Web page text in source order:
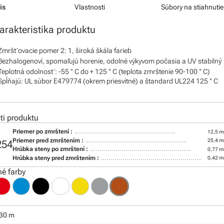
Vlastnosti Súbory na stiahnutie
produktu
pomer 2: 1, široká škála farieb
spomaľujú horenie, odolné výkyvom počasia a UV stabilný
odolnosť: -55 ° C do + 125 ° C (teplota zmrštenie 90-100 ° C)
UL súbor E479774 (okrem priesvitné) a štandard UL224 125 ° C
produktu
Priemer po zmrštení : 12,5
Priemer pred zmrštením : 25,4
Hrúbka steny po zmrštení : 0,77
Hrúbka steny pred zmrštením : 0,42
farby
m